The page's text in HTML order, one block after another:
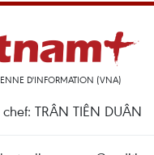
D'INFORMATION (VNA)
TRÂN TIÊN DUÂN